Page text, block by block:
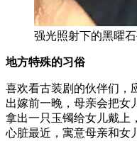
强光照射下的黑曜
地方特殊的习俗
喜欢看古装剧的伙伴们，
出嫁前一晚，母亲会把女
拿出一只玉镯给女儿戴上
心脏最近，寓意母亲和女